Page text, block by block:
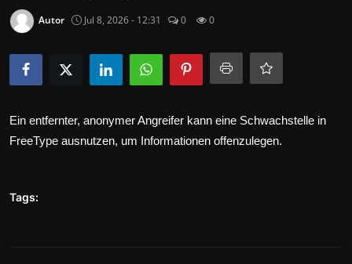
Aktuelles
Kultur & Unterhaltung
Lifestyle & Gesellschaft
Sport & Freizeit
Autor Jul 8, 2026 - 12:31 0 0
Ein entfernter, anonymer Angreifer kann eine Schwachstelle in
FreeType ausnutzen, um Informationen offenzulegen.
Tags: